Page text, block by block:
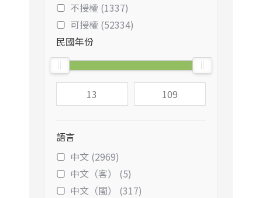
不授權 (1337)
可授權 (52334)
民國年份
語言
中文 (2969)
中文（客） (5)
中文（閩） (317)